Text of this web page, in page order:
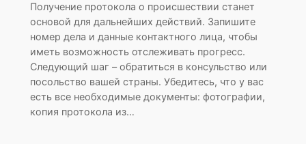
Получение протокола о происшествии станет
основой для дальнейших действий. Запишите
номер дела и данные контактного лица, чтобы
иметь возможность отслеживать прогресс.
Следующий шаг – обратиться в консульство или
посольство вашей страны. Убедитесь, что у вас
есть все необходимые документы: фотографии,
копия протокола из…